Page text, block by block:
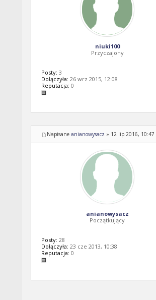
niuki100
Przyczajony
Posty: 3
Dołączyła: 26 wrz 2015, 12:08
Reputacja: 0
Napisane anianowysacz » 12 lip 2016, 10:47
anianowysacz
Początkujący
Posty: 28
Dołączyła: 23 cze 2013, 10:38
Reputacja: 0